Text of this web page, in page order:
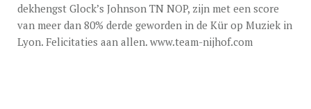
EU-STATION
ICSI
dekhengst Glock’s Johnson TN NOP, zijn met een score
van meer dan 80% derde geworden in de Kür op Muziek in
Lyon. Felicitaties aan allen. www.team-nijhof.com